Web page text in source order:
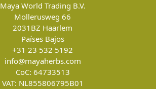
Maya World Trading B.V.
Mollerusweg 66
2031BZ Haarlem
Países Bajos
+31 23 532 5192
info@mayaherbs.com
CoC: 64733513
VAT: NL855806795B01